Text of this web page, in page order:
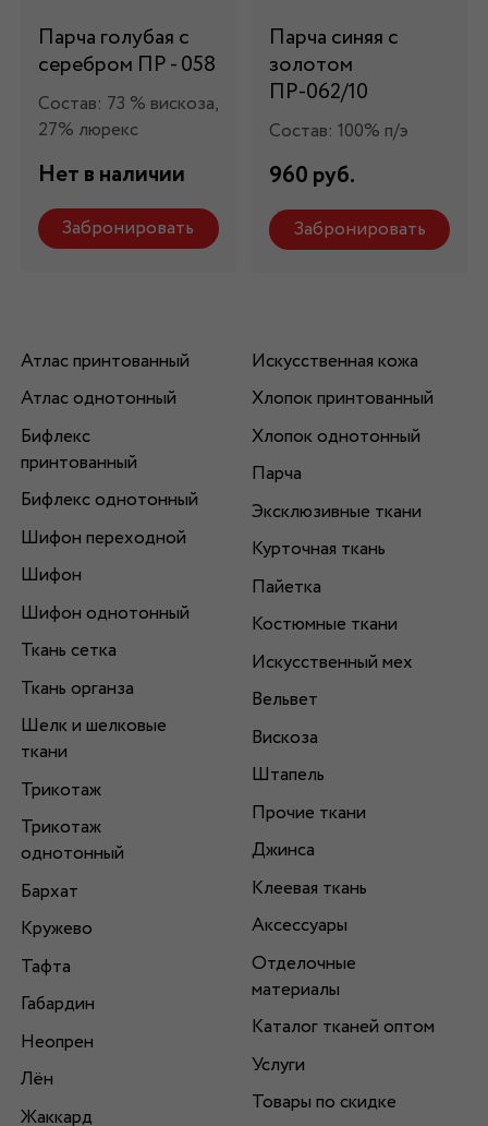
Парча голубая с
серебром ПР - 058
Состав: 73 % вискоза,
27% люрекс
Нет в наличии
Забронировать
Парча синяя с
золотом
ПР-062/10
Состав: 100% п/э
960 руб.
Забронировать
Атлас принтованный
Атлас однотонный
Бифлекс
принтованный
Бифлекс однотонный
Шифон переходной
Шифон
Шифон однотонный
Ткань сетка
Ткань органза
Шелк и шелковые
ткани
Трикотаж
Трикотаж
однотонный
Бархат
Кружево
Тафта
Габардин
Неопрен
Лён
Жаккард
Искусственная кожа
Хлопок принтованный
Хлопок однотонный
Парча
Эксклюзивные ткани
Курточная ткань
Пайетка
Костюмные ткани
Искусственный мех
Вельвет
Вискоза
Штапель
Прочие ткани
Джинса
Клеевая ткань
Аксессуары
Отделочные
материалы
Каталог тканей оптом
Услуги
Товары по скидке